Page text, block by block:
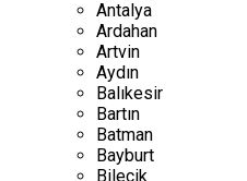
Antalya
Ardahan
Artvin
Aydın
Balıkesir
Bartın
Batman
Bayburt
Bilecik